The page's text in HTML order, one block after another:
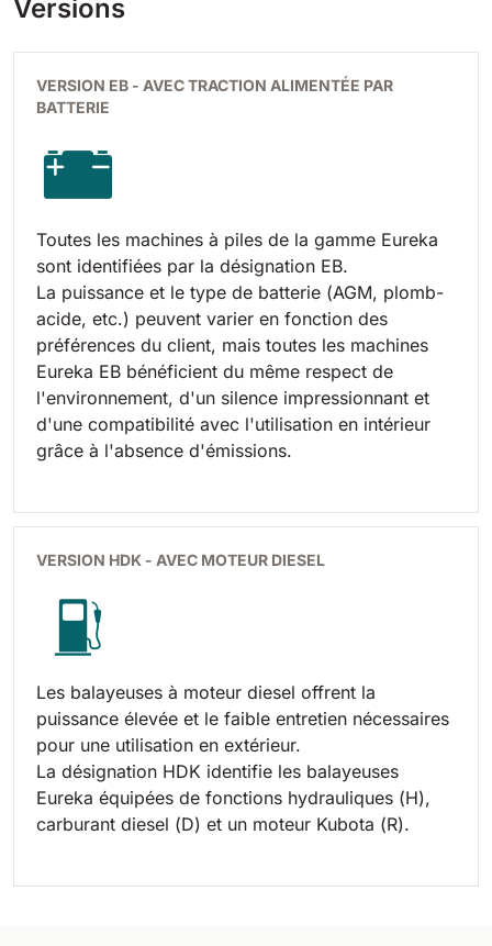
Versions
VERSION EB - AVEC TRACTION ALIMENTÉE PAR
BATTERIE
Toutes les machines à piles de la gamme Eureka
sont identifiées par la désignation EB.
La puissance et le type de batterie (AGM, plomb-
acide, etc.) peuvent varier en fonction des
préférences du client, mais toutes les machines
Eureka EB bénéficient du même respect de
l'environnement, d'un silence impressionnant et
d'une compatibilité avec l'utilisation en intérieur
grâce à l'absence d'émissions.
VERSION HDK - AVEC MOTEUR DIESEL
Les balayeuses à moteur diesel offrent la
puissance élevée et le faible entretien nécessaires
pour une utilisation en extérieur.
La désignation HDK identifie les balayeuses
Eureka équipées de fonctions hydrauliques (H),
carburant diesel (D) et un moteur Kubota (R).